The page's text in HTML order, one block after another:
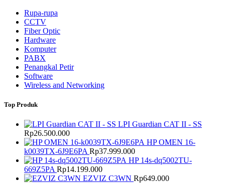
Rupa-rupa
CCTV
Fiber Optic
Hardware
Komputer
PABX
Penangkal Petir
Software
Wireless and Networking
Top Produk
LPI Guardian CAT II - SS
Rp26.500.000
HP OMEN 16-
k0039TX-6J9E6PA Rp37.999.000
HP 14s-dq5002TU-
669Z5PA Rp14.199.000
EZVIZ C3WN Rp649.000